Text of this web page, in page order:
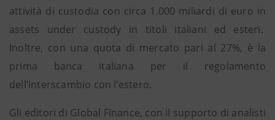
attività di custodia con circa 1.000 miliardi di euro in
assets under custody in titoli italiani ed esteri.
Inoltre, con una quota di mercato pari al 27%, è la
prima banca italiana per il regolamento
dell’interscambio con l’estero.
Gli editori di Global Finance, con il supporto di analisti